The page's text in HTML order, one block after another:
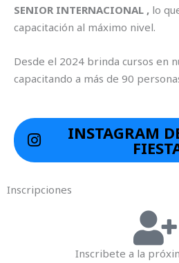
SENIOR INTERNACIONAL , lo
capacitación al máximo nivel.
Desde el 2024 brinda cursos en
capacitando a más de 90
INSTAGRAM
Inscripciones
Inscribete a la